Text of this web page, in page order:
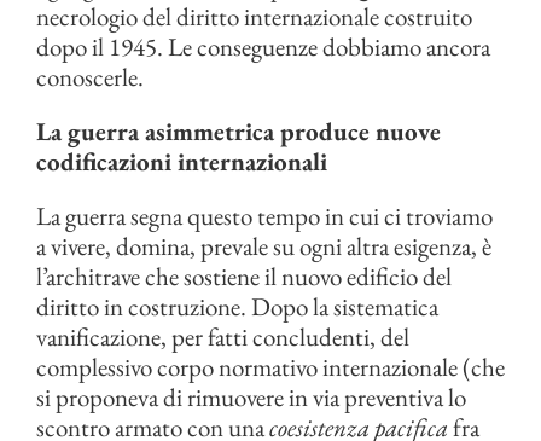
necrologio del diritto internazionale costruito
dopo il 1945. Le conseguenze dobbiamo ancora
conoscerle.
La guerra asimmetrica produce nuove
codificazioni internazionali
La guerra segna questo tempo in cui ci troviamo
a vivere, domina, prevale su ogni altra esigenza, è
l’architrave che sostiene il nuovo edificio del
diritto in costruzione. Dopo la sistematica
vanificazione, per fatti concludenti, del
complessivo corpo normativo internazionale (che
si proponeva di rimuovere in via preventiva lo
scontro armato con unacoesistenza pacificafra